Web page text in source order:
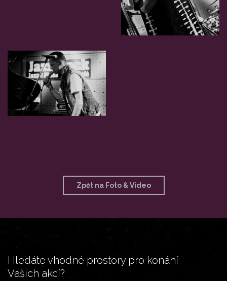
Zpět na Foto & Video
Hledáte vhodné prostory pro konání
Vašich akcí?